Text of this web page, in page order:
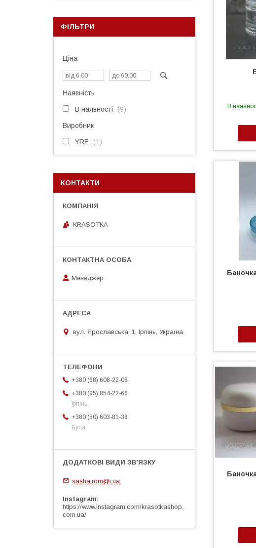
В
ФІЛЬТРИ
Ціна
Наявність
В наявності 9
Виробник
YRE 1
КОНТАКТИ
KRASOTKA
Менеджер
вул. Ярославська, 1, Ірпінь, Україна
+380 (68) 608-22-08
+380 (95) 854-22-66
Ірпінь
+380 (50) 603-81-38
Буча
sasha.rom@i.ua
Instagram
https://www.instagram.com/krasotkashop.
com.ua/